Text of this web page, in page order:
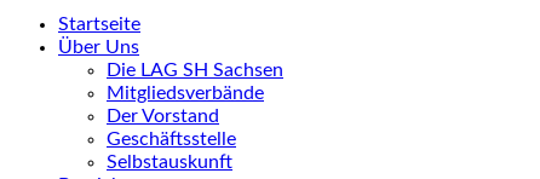
Startseite
Über Uns
Die LAG SH Sachsen
Mitgliedsverbände
Der Vorstand
Geschäftsstelle
Selbstauskunft